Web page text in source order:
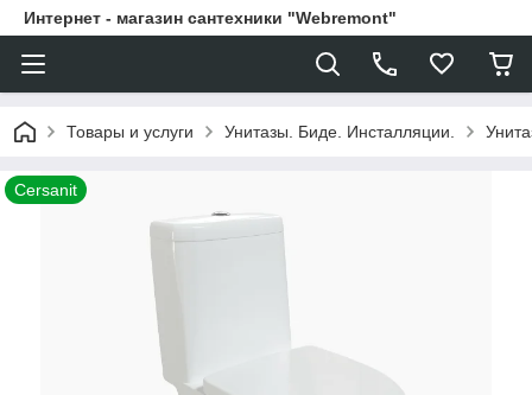
Интернет - магазин сантехники "Webremont"
Товары и услуги Унитазы. Биде. Инсталляции.
Cersanit